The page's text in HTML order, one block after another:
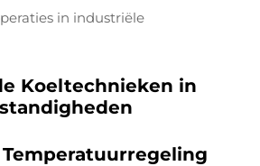
in industriële
Koeltechnieken in